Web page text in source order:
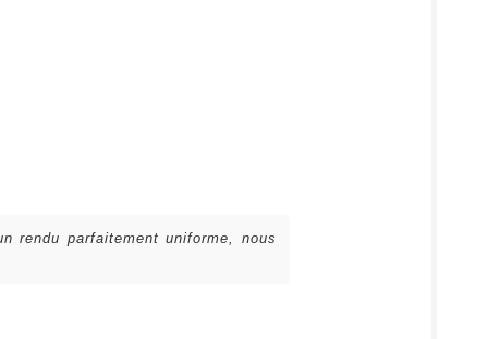
parfaitement uniforme, nous